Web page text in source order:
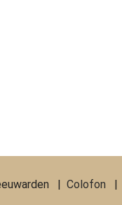
| Colofon |